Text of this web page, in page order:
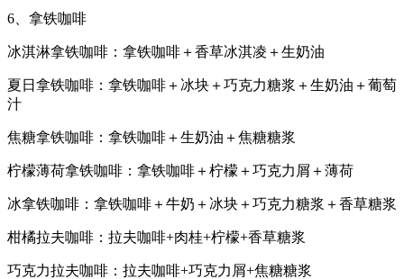
6、拿铁咖啡
冰淇淋拿铁咖啡：拿铁咖啡＋香草冰淇凌＋生奶油
夏日拿铁咖啡：拿铁咖啡＋冰块＋巧克力糖浆＋生奶油＋葡萄
汁
焦糖拿铁咖啡：拿铁咖啡＋生奶油＋焦糖糖浆
柠檬薄荷拿铁咖啡：拿铁咖啡＋柠檬＋巧克力屑＋薄荷
冰拿铁咖啡：拿铁咖啡＋牛奶＋冰块＋巧克力糖浆＋香草糖浆
柑橘拉夫咖啡：拉夫咖啡+肉桂+柠檬+香草糖浆
巧克力拉夫咖啡：拉夫咖啡+巧克力屑+焦糖糖浆